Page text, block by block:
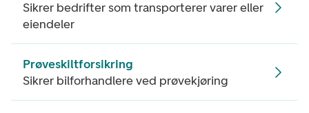
Sikrer bedrifter som transporterer varer eller
eiendeler
Prøveskiltforsikring
Sikrer bilforhandlere ved prøvekjøring